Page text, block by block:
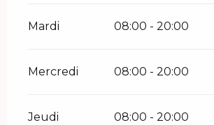
Mardi 08:00 - 20:00
Mercredi 08:00 - 20:00
Jeudi 08:00 - 20:00